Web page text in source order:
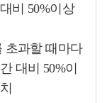
비 50%이상
초과할 때마다
대비 50%이